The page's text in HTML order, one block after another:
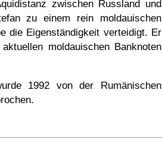
zwischen Russland und
zu einem rein moldauischen
die Eigenständigkeit verteidigt. Er
moldauischen Banknoten
1992 von der Rumänischen